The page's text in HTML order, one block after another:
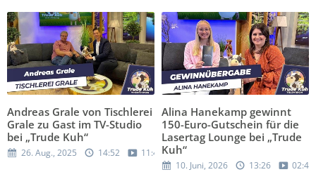
Andreas Grale von Tischlerei
Grale zu Gast im TV-Studio
bei „Trude Kuh“
26. Aug., 2025 14:52 11:49
Alina Hanekamp gewinnt
150-Euro-Gutschein für die
Lasertag Lounge bei „Trude
Kuh“
10. Juni, 2026 13:26 02:48